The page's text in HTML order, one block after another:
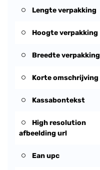
Lengte verpakking
Hoogte verpakking
Breedte verpakking
Korte omschrijving
Kassabontekst
High resolution
afbeelding url
Ean upc